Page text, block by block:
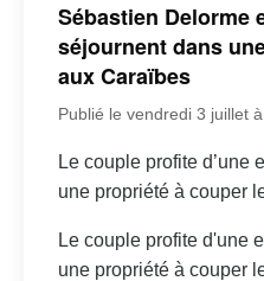
Sébastien Delorme
séjournent dans
aux Caraïbes
Publié le vendredi 3 juillet
Le couple profite d’une
une propriété à couper
Le couple profite d'une
une propriété à couper